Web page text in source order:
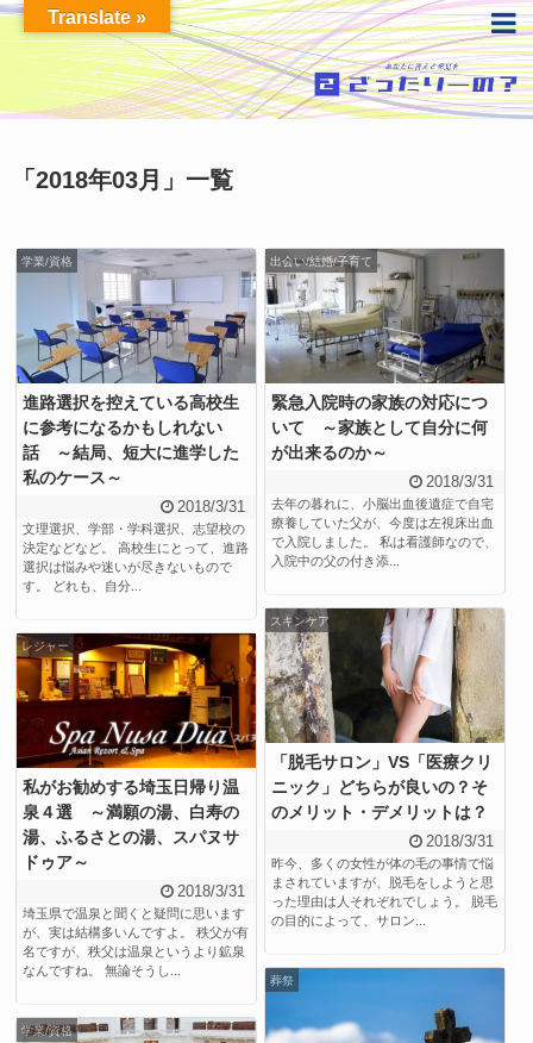
「 2018年03月 」 一覧
進路選択を控えている高校生
に参考になるかもしれない
話 ～結局、短大に進学した
私のケース～
2018/3/31
学業/資格
文理選択、学部・学科選択、志望校の
決定などなど。 高校生にとって、進路
選択は悩みや迷いが尽きないもので
す。 どれも、自分...
緊急入院時の家族の対応につ
いて ～家族として自分に何
が出来るのか～
2018/3/31
出会い/結婚/子育て
去年の暮れに、小脳出血後遺症で自宅
療養していた父が、今度は左視床出血
で入院しました。 私は看護師なので、
入院中の父の付き添...
「脱毛サロン」VS「医療クリ
ニック」どちらが良いの？そ
のメリット・デメリットは？
2018/3/31
スキンケア
昨今、多くの女性が体の毛の事情で悩
まされていますが、脱毛をしようと思
った理由は人それぞれでしょう。 脱毛
の目的によって、サロン...
私がお勧めする埼玉日帰り温
泉４選 ～満願の湯、白寿の
湯、ふるさとの湯、スパヌサ
ドゥア～
2018/3/31
レジャー
埼玉県で温泉と聞くと疑問に思います
が、実は結構多いんですよ。 秩父が有
名ですが、秩父は温泉というより鉱泉
なんですね。 無論そうし...
葬祭
学業/資格
Translate »